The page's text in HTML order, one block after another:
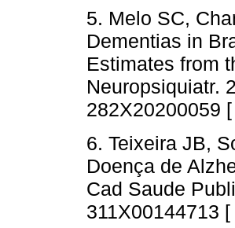
5. Melo SC,
Dementias in
Estimates from
Neuropsiquiatr.
282X20200059 [
6. Teixeira JB,
Doença de
Cad Saude
311X00144713 [